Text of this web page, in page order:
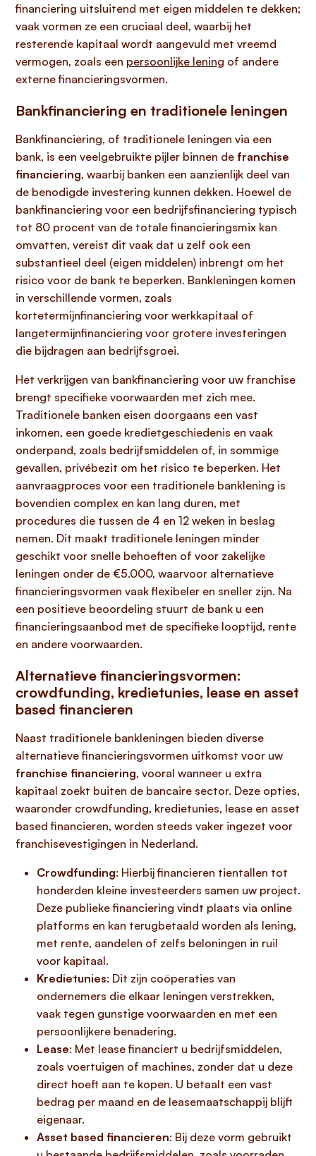
financiering uitsluitend met eigen middelen te dekken;
vaak vormen ze een cruciaal deel, waarbij het
resterende kapitaal wordt aangevuld met vreemd
vermogen, zoals een persoonlijke lening of andere
externe financieringsvormen.
Bankfinanciering en traditionele leningen
Bankfinanciering, of traditionele leningen via een
bank, is een veelgebruikte pijler binnen de franchise
financiering, waarbij banken een aanzienlijk deel van
de benodigde investering kunnen dekken. Hoewel de
bankfinanciering voor een bedrijfsfinanciering typisch
tot 80 procent van de totale financieringsmix kan
omvatten, vereist dit vaak dat u zelf ook een
substantieel deel (eigen middelen) inbrengt om het
risico voor de bank te beperken. Bankleningen komen
in verschillende vormen, zoals
kortetermijnfinanciering voor werkkapitaal of
langetermijnfinanciering voor grotere investeringen
die bijdragen aan bedrijfsgroei.
Het verkrijgen van bankfinanciering voor uw franchise
brengt specifieke voorwaarden met zich mee.
Traditionele banken eisen doorgaans een vast
inkomen, een goede kredietgeschiedenis en vaak
onderpand, zoals bedrijfsmiddelen of, in sommige
gevallen, privébezit om het risico te beperken. Het
aanvraagproces voor een traditionele banklening is
bovendien complex en kan lang duren, met
procedures die tussen de 4 en 12 weken in beslag
nemen. Dit maakt traditionele leningen minder
geschikt voor snelle behoeften of voor zakelijke
leningen onder de €5.000, waarvoor alternatieve
financieringsvormen vaak flexibeler en sneller zijn. Na
een positieve beoordeling stuurt de bank u een
financieringsaanbod met de specifieke looptijd, rente
en andere voorwaarden.
Alternatieve financieringsvormen:
crowdfunding, kredietunies, lease en asset
based financieren
Naast traditionele bankleningen bieden diverse
alternatieve financieringsvormen uitkomst voor uw
franchise financiering, vooral wanneer u extra
kapitaal zoekt buiten de bancaire sector. Deze opties,
waaronder crowdfunding, kredietunies, lease en asset
based financieren, worden steeds vaker ingezet voor
franchisevestigingen in Nederland.
Crowdfunding: Hierbij financieren tientallen tot
honderden kleine investeerders samen uw project.
Deze publieke financiering vindt plaats via online
platforms en kan terugbetaald worden als lening,
met rente, aandelen of zelfs beloningen in ruil
voor kapitaal.
Kredietunies: Dit zijn coöperaties van
ondernemers die elkaar leningen verstrekken,
vaak tegen gunstige voorwaarden en met een
persoonlijkere benadering.
Lease: Met lease financiert u bedrijfsmiddelen,
zoals voertuigen of machines, zonder dat u deze
direct hoeft aan te kopen. U betaalt een vast
bedrag per maand en de leasemaatschappij blijft
eigenaar.
Asset based financieren: Bij deze vorm gebruikt